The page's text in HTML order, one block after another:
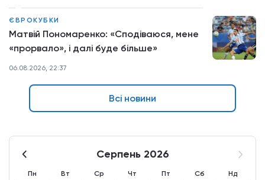
ЄВРОКУБКИ
Матвій Пономаренко: «Сподіваюся, мене
«прорвало», і далі буде більше»
06.08.2026, 22:37
Всі новини
Серпень 2026
Пн Вт Ср Чт Пт Сб Нд